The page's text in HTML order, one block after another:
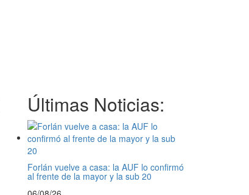
Últimas Noticias:
Forlán vuelve a casa: la AUF lo confirmó
al frente de la mayor y la sub 20